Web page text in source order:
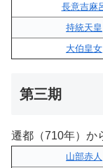
長意吉麻
持統天皇
大伯皇女
第三期
遷都（710年）か
山部赤人